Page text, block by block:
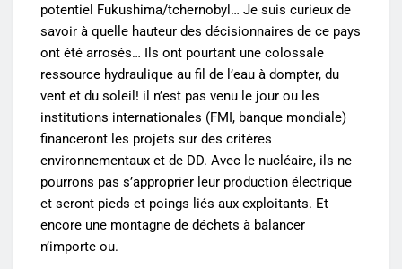
potentiel Fukushima/tchernobyl… Je suis curieux de
savoir à quelle hauteur des décisionnaires de ce pays
ont été arrosés… Ils ont pourtant une colossale
ressource hydraulique au fil de l’eau à dompter, du
vent et du soleil! il n’est pas venu le jour ou les
institutions internationales (FMI, banque mondiale)
financeront les projets sur des critères
environnementaux et de DD. Avec le nucléaire, ils ne
pourrons pas s’approprier leur production électrique
et seront pieds et poings liés aux exploitants. Et
encore une montagne de déchets à balancer
n’importe ou.